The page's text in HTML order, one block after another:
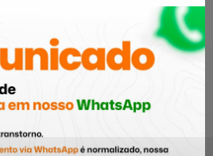
objetivo!
temos o intuito de estar
nossos clientes. Para isso,
canais de comunicação,
máximo de agilidade nos